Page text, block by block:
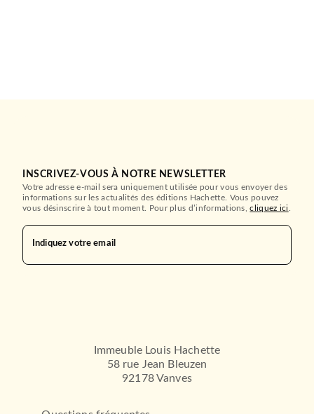
INSCRIVEZ-VOUS À NOTRE NEWSLETTER
Votre adresse e-mail sera uniquement utilisée pour vous envoyer des
informations sur les actualités des éditions Hachette. Vous pouvez
vous désinscrire à tout moment. Pour plus d’informations,cliquez ici
Indiquez votre email
Immeuble Louis Hachette
58 rue Jean Bleuzen
92178 Vanves